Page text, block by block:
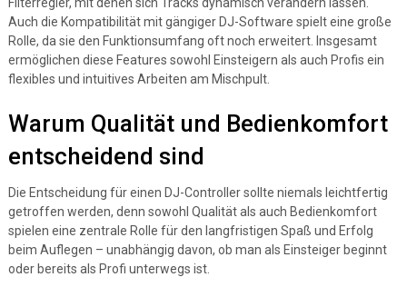
Auch die Kompatibilität mit gängiger DJ-Software spielt eine große
Rolle, da sie den Funktionsumfang oft noch erweitert. Insgesamt
ermöglichen diese Features sowohl Einsteigern als auch Profis ein
flexibles und intuitives Arbeiten am Mischpult.
Warum Qualität und Bedienkomfort
entscheidend sind
Die Entscheidung für einen DJ-Controller sollte niemals leichtfertig
getroffen werden, denn sowohl Qualität als auch Bedienkomfort
spielen eine zentrale Rolle für den langfristigen Spaß und Erfolg
beim Auflegen – unabhängig davon, ob man als Einsteiger beginnt
oder bereits als Profi unterwegs ist.